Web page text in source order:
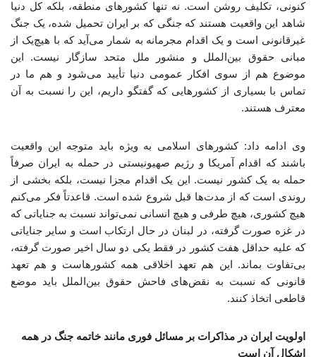
کنونی، تکلیف روشن است. نه تنها کشورهای منطقه، بلکه کل دنیا
شاهد این واقعیت هستند که جنگی که بر ایران تحمیل شده، یک جنگ
غیرقانونی است و یک اقدام مجرمانه به شمار می‌آید که با هیچ‌یک از
مبانی حقوق بین‌الملل و منشور ملل متحد سازگار نیست. این
موضوع هم از سوی افکار عمومی دنیا تأیید می‌شود و هم ما در
تماس با بسیاری از کشورهایی که گفتگو داریم، این را نسبت به آن
معترف هستند.
وی ادامه داد: کشورهای اسلامی به ویژه باید متوجه این واقعیت
باشند که اقدام آمریکا و رژیم صهیونیستی در حمله به ایران صرفاً
حمله به یک کشور نیست. این یک اقدام مجزا نیست، بلکه بخشی از
روندی است که از مدت‌ها قبل شروع شده است. قاعدتاً فکر می‌کنم
هیچ کشوری، هیچ طرفی و هیچ انسانی نمی‌تواند نسبت به جنایاتی که
در غزه صورت گرفته، در لبنان در حال ارتکاب است و سایر جنایاتی
که علیه حداقل هفت کشور در فقط یکی دو سال اخیر صورت گرفته،
بی‌تفاوت بماند. این هم تعهد اخلاقی همه کشورهاست و هم تعهد
قانونی که نسبت به نقض‌های فاحش حقوق بین‌الملل باید موضع
قاطعی اتخاذ کنند.
اولویت ایران در مذاکرات بر مسائل فوری مانند خاتمه جنگ در همه
اشکال آن است